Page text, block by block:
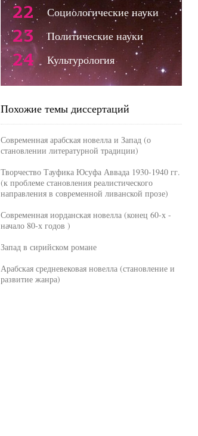
22 Социологические науки
23 Политические науки
24 Культурология
Похожие темы диссертаций
Современная арабская новелла и Запад (о
становлении литературной традиции)
Творчество Тауфика Юсуфа Аввада 1930-1940 гг.
(к проблеме становления реалистического
направления в современной ливанской прозе)
Современная иорданская новелла (конец 60-х -
начало 80-х годов )
Запад в сирийском романе
Арабская средневековая новелла (становление и
развитие жанра)